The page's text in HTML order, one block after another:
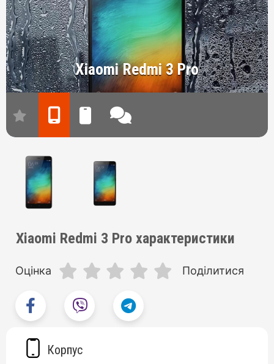
Xiaomi Redmi 3 Pro
Xiaomi Redmi 3 Pro характеристики
Оцінка Поділитися
Корпус